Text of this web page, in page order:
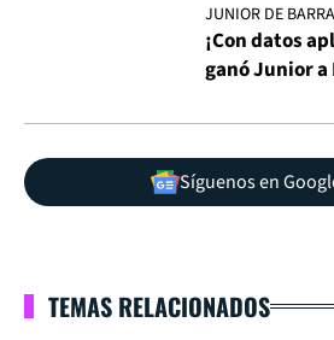
JUNIOR DE
¡Con datos
ganó Junior
Síguenos en
TEMAS RELACIONADOS